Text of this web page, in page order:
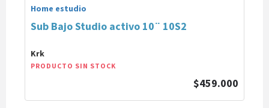
Home estudio
Sub Bajo Studio activo 10¨ 10S2
Krk
PRODUCTO SIN STOCK
$459.000